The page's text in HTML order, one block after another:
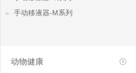
手动移液器-M系列
动物健康